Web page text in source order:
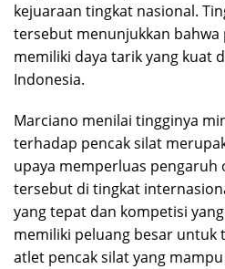
kejuaraan tingkat nasional.
tersebut menunjukkan bahwa
memiliki daya tarik yang kuat
Indonesia.
Marciano menilai tingginya
terhadap pencak silat
upaya memperluas pengaruh
tersebut di tingkat
yang tepat dan kompetisi
memiliki peluang besar untuk
atlet pencak silat yang